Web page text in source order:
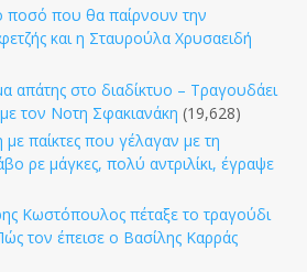
ποσό που θα παίρνουν την
και η Σταυρούλα Χρυσαειδή
απάτης στο διαδίκτυο – Τραγουδάει
τον Νοτη Σφακιανάκη (19,628)
παίκτες που γέλαγαν με τη
ρε μάγκες, πολύ αντριλίκι, έγραψε
Κωστόπουλος πέταξε το τραγούδι
τον έπεισε ο Βασίλης Καρράς